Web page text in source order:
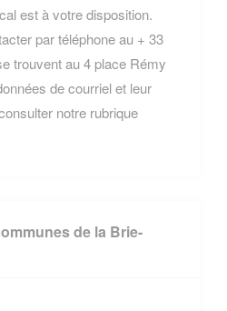
est à votre disposition.
par téléphone au + 33
trouvent au 4 place Rémy
de courriel et leur
notre rubrique
de la Brie-